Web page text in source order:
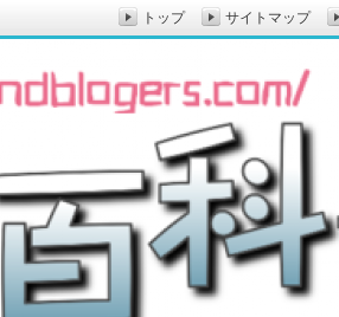
トップ サイトマップ